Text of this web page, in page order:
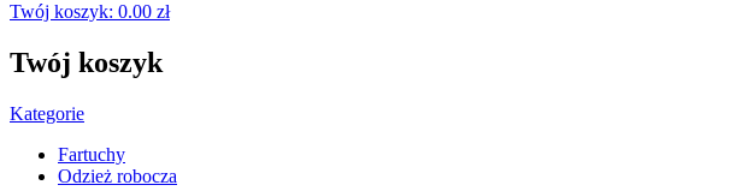
Twój koszyk: 0.00 zł
Twój koszyk
Kategorie
Fartuchy
Odzież robocza